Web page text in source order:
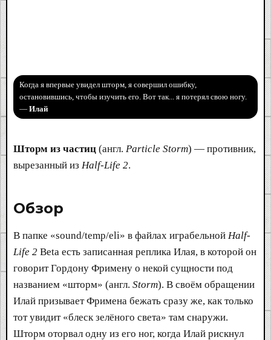
Когда я впервые увидел шторм, я совершил ошибку,
остановившись, чтобы изучить его. Вот так... я потерял свою ногу.
— Илай
Шторм из частиц (англ. Particle Storm) — противник,
вырезанный из Half-Life 2.
Обзор​
В папке «sound/temp/eli» в файлах играбельной Half-
Life 2 Beta есть записанная реплика Илая, в которой он
говорит Гордону Фримену о некой сущности под
названием «шторм» (англ. Storm). В своём обращении
Илай призывает Фримена бежать сразу же, как только
тот увидит «блеск зелёного света» там снаружи.
Шторм оторвал одну из его ног, когда Илай рискнул